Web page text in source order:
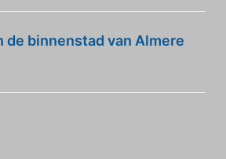
de binnenstad van Almere